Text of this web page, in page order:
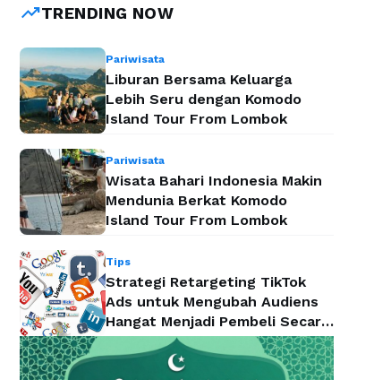
trending_upTRENDING NOW
Pariwisata
Liburan Bersama Keluarga
Lebih Seru dengan Komodo
Island Tour From Lombok
Pariwisata
Wisata Bahari Indonesia Makin
Mendunia Berkat Komodo
Island Tour From Lombok
Tips
Strategi Retargeting TikTok
Ads untuk Mengubah Audiens
Hangat Menjadi Pembeli Secara
Efektif